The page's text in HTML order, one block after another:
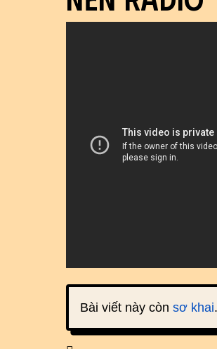
Bài viết này còn sơ khai.